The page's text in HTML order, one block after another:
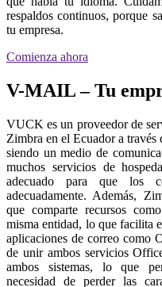
respaldos continuos, porque
tu empresa.
Comienza ahora
V-MAIL – Tu
VUCK es un proveedor de
Zimbra en el Ecuador a través
siendo un medio de
muchos servicios de
adecuado para que los
adecuadamente. Además,
que comparte recursos
misma entidad, lo que facilita
aplicaciones de correo como
de unir ambos servicios
ambos sistemas, lo que
necesidad de perder las